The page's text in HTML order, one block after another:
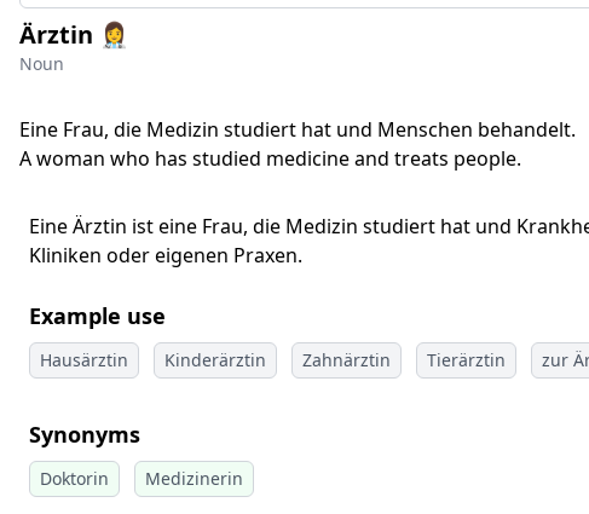
Ärztin 👩‍⚕
Noun
Eine Frau, die Medizin studiert hat und Menschen behandelt.
A woman who has studied medicine and treats people.
Eine Ärztin ist eine Frau, die Medizin studiert hat und
Kliniken oder eigenen Praxen.
Example use
Hausärztin Kinderärztin Zahnärztin Tierärztin zur
Synonyms
Doktorin Medizinerin